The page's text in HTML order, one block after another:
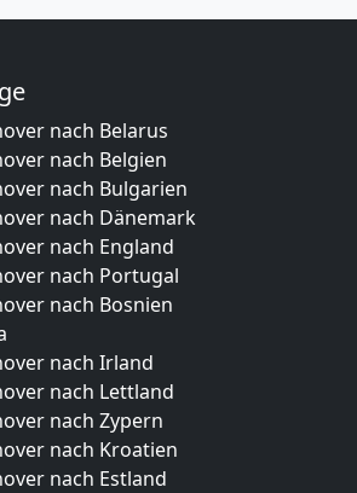
nach Belarus
nach Belgien
nach Bulgarien
nach Dänemark
nach England
nach Portugal
nach Bosnien
nach Irland
nach Lettland
nach Zypern
nach Kroatien
nach Estland